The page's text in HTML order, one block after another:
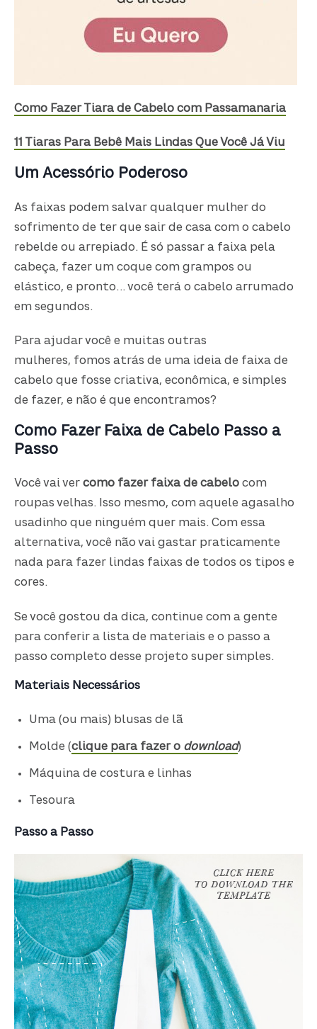
Como Fazer Tiara de Cabelo com Passamanaria
11 Tiaras Para Bebê Mais Lindas Que Você Já Viu
Um Acessório Poderoso
As faixas podem salvar qualquer mulher do
sofrimento de ter que sair de casa com o cabelo
rebelde ou arrepiado. É só passar a faixa pela
cabeça, fazer um coque com grampos ou
elástico, e pronto… você terá o cabelo arrumado
em segundos.
Para ajudar você e muitas outras
mulheres, fomos atrás de uma ideia de faixa de
cabelo que fosse criativa, econômica, e simples
de fazer, e não é que encontramos?
Como Fazer Faixa de Cabelo Passo a
Passo
Você vai ver como fazer faixa de cabelo com
roupas velhas. Isso mesmo, com aquele agasalho
usadinho que ninguém quer mais. Com essa
alternativa, você não vai gastar praticamente
nada para fazer lindas faixas de todos os tipos e
cores.
Se você gostou da dica, continue com a gente
para conferir a lista de materiais e o passo a
passo completo desse projeto super simples.
Materiais Necessários
Uma (ou mais) blusas de lã
Molde (clique para fazer o download)
Máquina de costura e linhas
Tesoura
Passo a Passo